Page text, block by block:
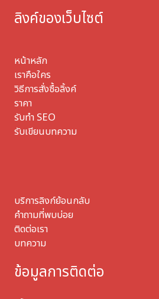
ลิงค์ของเว็บไซต์
หน้าหลัก
เราคือใคร
วิธีการสั่งซื้อลิ้งค์
ราคา
รับทำ SEO
รับเขียนบทความ
บริการลิงก์ย้อนกลับ
คำถามที่พบบ่อย
ติดต่อเรา
บทความ
ข้อมูลการติดต่อ